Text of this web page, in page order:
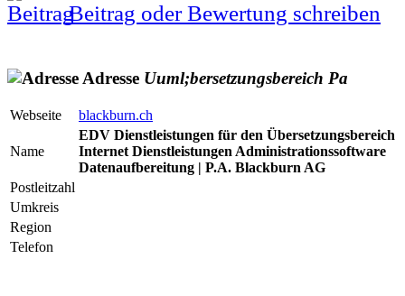
Beitrag oder Bewertung schreiben
Adresse Uuml;bersetzungsbereich Pa
Webseite blackburn.ch
Name
EDV Dienstleistungen für den Übersetzungsbereich
Internet Dienstleistungen Administrationssoftware
Datenaufbereitung | P.A. Blackburn AG
Postleitzahl
Umkreis
Region
Telefon